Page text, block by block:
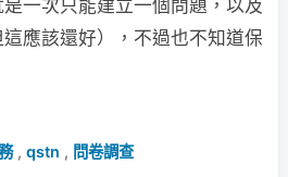
一次只能建立一個問題，以及
應該還好），不過也不知道保
, qstn , 問卷調查